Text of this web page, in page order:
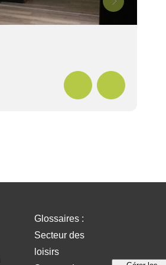
Glossaires :
Secteur des
loisirs